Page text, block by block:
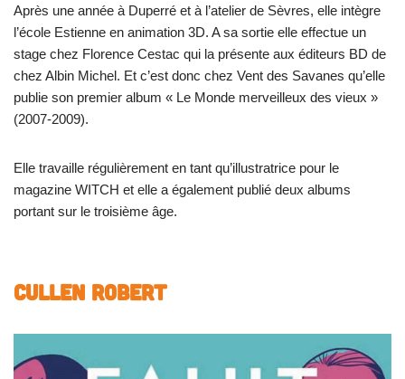
Après une année à Duperré et à l’atelier de Sèvres, elle intègre
l’école Estienne en animation 3D. A sa sortie elle effectue un
stage chez Florence Cestac qui la présente aux éditeurs BD de
chez Albin Michel. Et c’est donc chez Vent des Savanes qu’elle
publie son premier album « Le Monde merveilleux des vieux »
(2007-2009).
Elle travaille régulièrement en tant qu’illustratrice pour le
magazine WITCH et elle a également publié deux albums
portant sur le troisième âge.
CULLEN Robert